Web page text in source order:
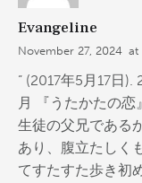
Evangeline
November 27, 2024 at
” (2017年5月17日
月 『うたかたの
生徒の父兄である
あり、腹立たしく
てすたすた歩き初